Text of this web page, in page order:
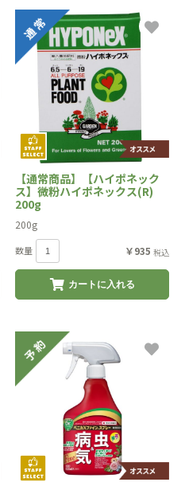
【通常商品】【ハイポネック
ス】微粉ハイポネックス(R)
200g
200g
数量 ￥935 税込
カートに入れる